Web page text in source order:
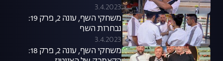
3.4.2023
משחקי השף, עונה 2, פרק 19:
נבחרות השף
3.4.2023
משחקי השף, עונה 2, פרק 18: